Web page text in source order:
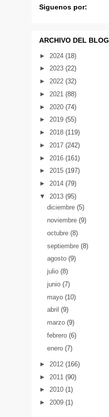
Siguenos por:
ARCHIVO DEL BLOG
► 2024 (18)
► 2023 (22)
► 2022 (32)
► 2021 (88)
► 2020 (74)
► 2019 (55)
► 2018 (119)
► 2017 (242)
► 2016 (161)
► 2015 (197)
► 2014 (79)
▼ 2013 (95)
diciembre (5)
noviembre (9)
octubre (8)
septiembre (8)
agosto (9)
julio (8)
junio (7)
mayo (10)
abril (9)
marzo (9)
febrero (6)
enero (7)
► 2012 (166)
► 2011 (90)
► 2010 (1)
► 2009 (1)